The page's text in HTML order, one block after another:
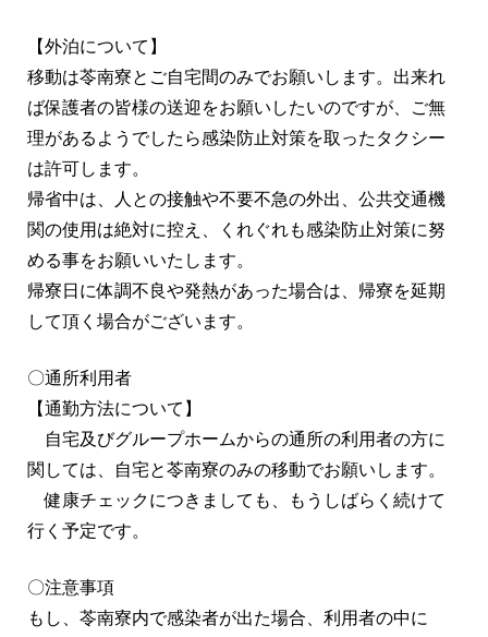
【外泊について】
移動は苓南寮とご自宅間のみでお願いします。出来れ
ば保護者の皆様の送迎をお願いしたいのですが、ご無
理があるようでしたら感染防止対策を取ったタクシー
は許可します。
帰省中は、人との接触や不要不急の外出、公共交通機
関の使用は絶対に控え、くれぐれも感染防止対策に努
める事をお願いいたします。
帰寮日に体調不良や発熱があった場合は、帰寮を延期
して頂く場合がございます。
〇通所利用者
【通勤方法について】
自宅及びグループホームからの通所の利用者の方に
関しては、自宅と苓南寮のみの移動でお願いします。
健康チェックにつきましても、もうしばらく続けて
行く予定です。
〇注意事項
もし、苓南寮内で感染者が出た場合、利用者の中に